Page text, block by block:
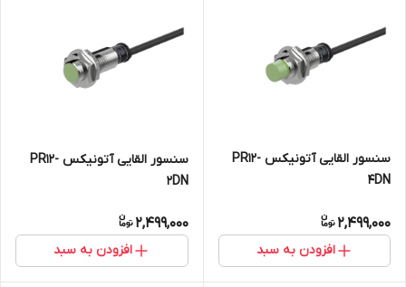
سنسور القایی آتونیکس PR12-
4DN
2,499,000
افزودن به سبد
سنسور القایی آتونیکس PR12-
2DN
2,499,000
افزودن به سبد